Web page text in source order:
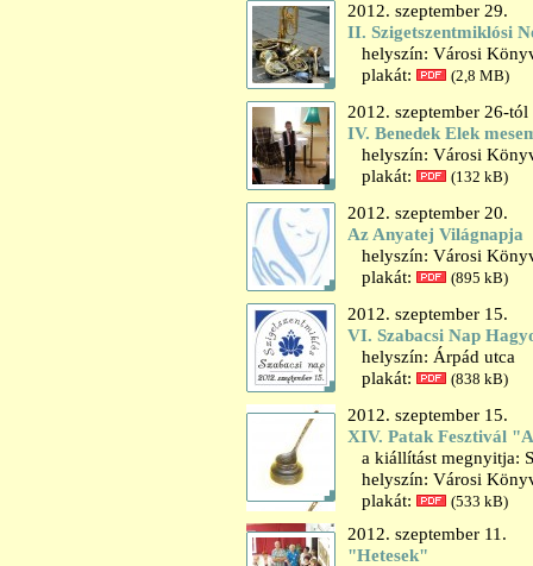
2012. szeptember 29.
II. Szigetszentmiklósi
helyszín: Városi
plakát:
(2,8 MB)
2012. szeptember 26-
IV. Benedek Elek
helyszín: Városi
plakát:
(132 kB)
2012. szeptember 20.
Az Anyatej Világnapja
helyszín: Városi
plakát:
(895 kB)
2012. szeptember 15.
VI. Szabacsi Nap
helyszín: Árpád utca
plakát:
(838 kB)
2012. szeptember 15.
XIV. Patak Fesztivál
a kiállítást megnyitja:
helyszín: Városi
plakát:
(533 kB)
2012. szeptember 11.
"Hetesek"